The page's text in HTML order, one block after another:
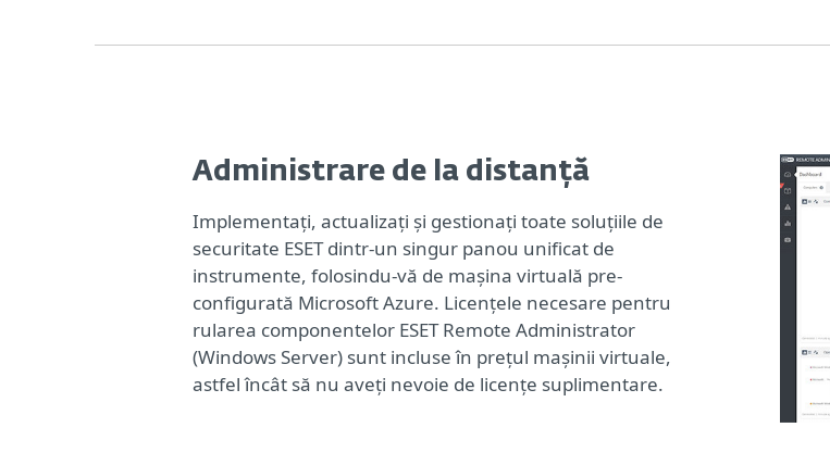
Administrare de la distanță
Implementați, actualizați și gestionați toate soluțiile de
securitate ESET dintr-un singur panou unificat de
instrumente, folosindu-vă de mașina virtuală pre-
configurată Microsoft Azure. Licențele necesare pentru
rularea componentelor ESET Remote Administrator
(Windows Server) sunt incluse în prețul mașinii virtuale,
astfel încât să nu aveți nevoie de licențe suplimentare.